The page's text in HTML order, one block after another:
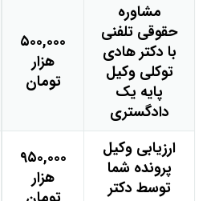
مشاوره
حقوقی تلفنی
با دکتر هادی
توکلی وکیل
پایه یک
دادگستری
۵۰۰,۰۰۰
هزار
تومان
ارزیابی وکیل
پرونده شما
توسط دکتر
۹۵۰,۰۰۰
هزار